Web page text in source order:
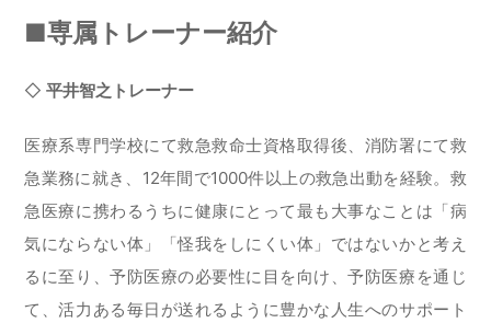
■専属トレーナー紹介
◇平井智之トレーナー
医療系専門学校にて救急救命士資格取得後、消防署にて救
急業務に就き、12年間で1000件以上の救急出動を経験。救
急医療に携わるうちに健康にとって最も大事なことは「病
気にならない体」「怪我をしにくい体」ではないかと考え
るに至り、予防医療の必要性に目を向け、予防医療を通じ
て、活力ある毎日が送れるように豊かな人生へのサポート